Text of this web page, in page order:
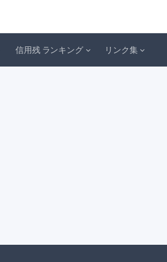
信用残 ランキング リンク集